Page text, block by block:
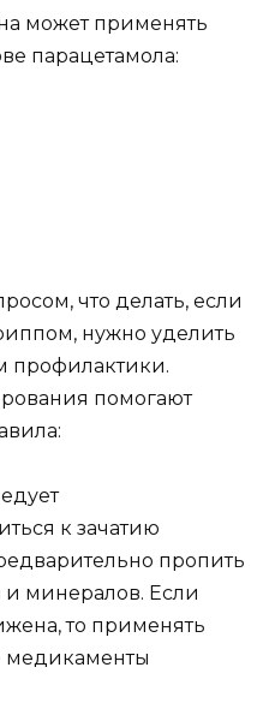
может применять
парацетамола:
что делать, если
нужно уделить
профилактики.
помогают
к зачатию
пропить
минералов. Если
то применять